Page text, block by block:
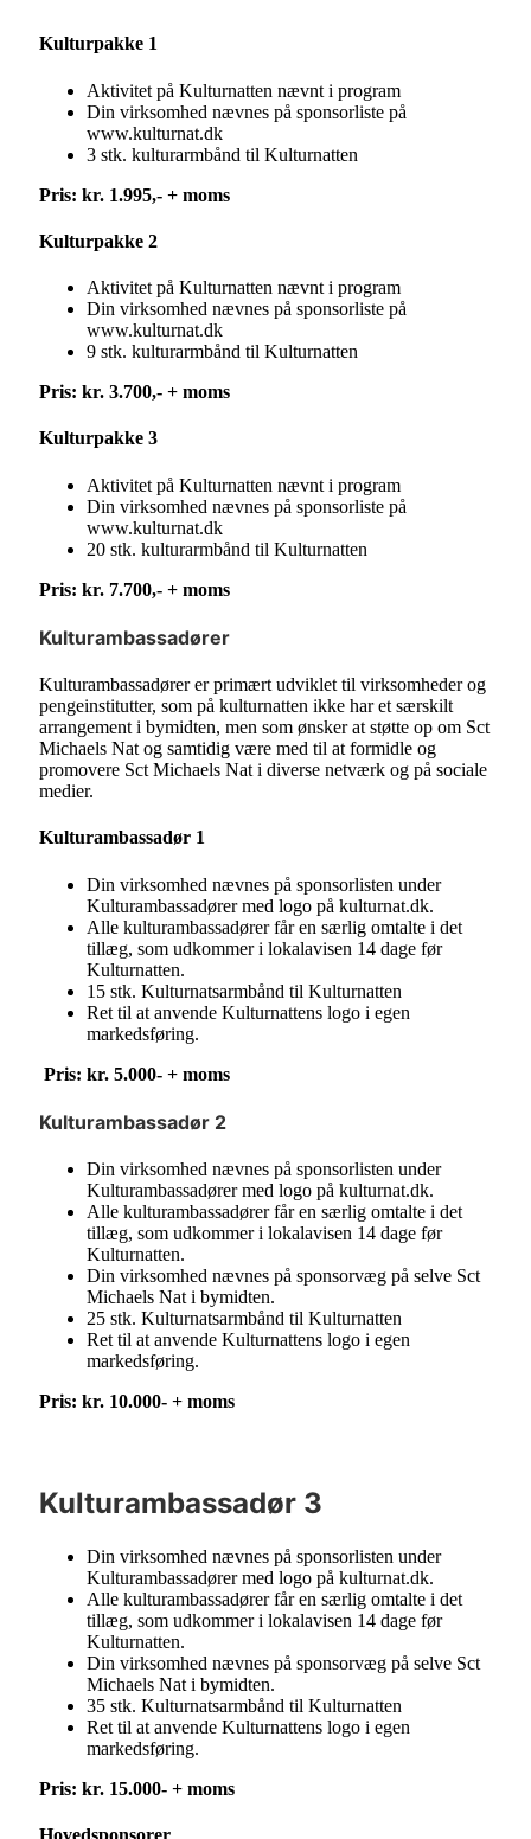
Kulturpakke 1
Aktivitet på Kulturnatten nævnt i program
Din virksomhed nævnes på sponsorliste på
www.kulturnat.dk
3 stk. kulturarmbånd til Kulturnatten
Pris: kr. 1.995,- + moms
Kulturpakke 2
Aktivitet på Kulturnatten nævnt i program
Din virksomhed nævnes på sponsorliste på
www.kulturnat.dk
9 stk. kulturarmbånd til Kulturnatten
Pris: kr. 3.700,- + moms
Kulturpakke 3
Aktivitet på Kulturnatten nævnt i program
Din virksomhed nævnes på sponsorliste på
www.kulturnat.dk
20 stk. kulturarmbånd til Kulturnatten
Pris: kr. 7.700,- + moms
Kulturambassadører
Kulturambassadører er primært udviklet til virksomheder og
pengeinstitutter, som på kulturnatten ikke har et særskilt
arrangement i bymidten, men som ønsker at støtte op om Sct
Michaels Nat og samtidig være med til at formidle og
promovere Sct Michaels Nat i diverse netværk og på sociale
medier.
Kulturambassadør 1
Din virksomhed nævnes på sponsorlisten under
Kulturambassadører med logo på kulturnat.dk.
Alle kulturambassadører får en særlig omtalte i det
tillæg, som udkommer i lokalavisen 14 dage før
Kulturnatten.
15 stk. Kulturnatsarmbånd til Kulturnatten
Ret til at anvende Kulturnattens logo i egen
markedsføring.
Pris: kr. 5.000- + moms
Kulturambassadør 2
Din virksomhed nævnes på sponsorlisten under
Kulturambassadører med logo på kulturnat.dk.
Alle kulturambassadører får en særlig omtalte i det
tillæg, som udkommer i lokalavisen 14 dage før
Kulturnatten.
Din virksomhed nævnes på sponsorvæg på selve Sct
Michaels Nat i bymidten.
25 stk. Kulturnatsarmbånd til Kulturnatten
Ret til at anvende Kulturnattens logo i egen
markedsføring.
Pris: kr. 10.000- + moms
Kulturambassadør 3
Din virksomhed nævnes på sponsorlisten under
Kulturambassadører med logo på kulturnat.dk.
Alle kulturambassadører får en særlig omtalte i det
tillæg, som udkommer i lokalavisen 14 dage før
Kulturnatten.
Din virksomhed nævnes på sponsorvæg på selve Sct
Michaels Nat i bymidten.
35 stk. Kulturnatsarmbånd til Kulturnatten
Ret til at anvende Kulturnattens logo i egen
markedsføring.
Pris: kr. 15.000- + moms
Hovedsponsorer